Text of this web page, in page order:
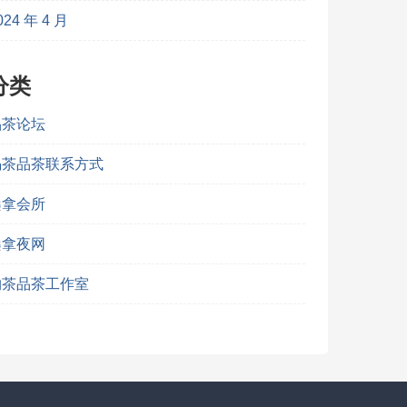
年 4 月
类
论坛
品茶联系方式
会所
夜网
品茶工作室